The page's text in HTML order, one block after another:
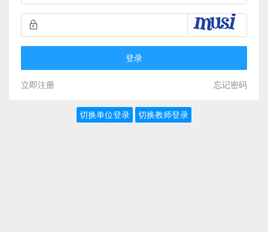
登录
立即注册 忘记密码
切换单位登录 切换教师登录